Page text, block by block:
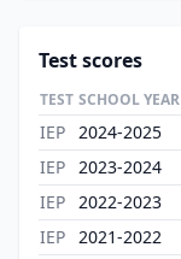
Test scores
TEST SCHOOL YEAR
IEP 2024-2025
IEP 2023-2024
IEP 2022-2023
IEP 2021-2022